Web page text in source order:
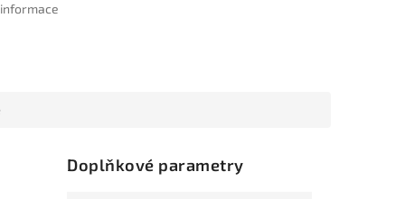
Doplňkové parametry